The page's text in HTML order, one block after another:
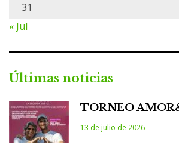
31
« Jul
Últimas noticias
TORNEO
13 de julio de 2026